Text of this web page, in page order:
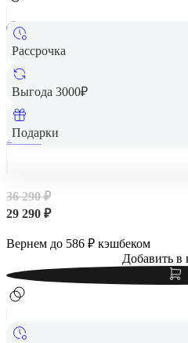
Рассрочка
Выгода 3000₽
Подарки
Samsung Galaxy A56 5G 8/
256 Гб
36 290 ₽
29 290 ₽
Вернем до 586 ₽ кэшбеком
Добавить в